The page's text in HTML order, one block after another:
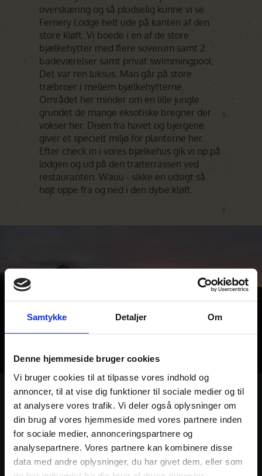
Samtykke Detaljer Om
Denne hjemmeside bruger cookies
Vi bruger cookies til at tilpasse vores indhold og
annoncer, til at vise dig funktioner til sociale medier og til
at analysere vores trafik. Vi deler også oplysninger om
din brug af vores hjemmeside med vores partnere inden
for sociale medier, annonceringspartnere og
analysepartnere. Vores partnere kan kombinere disse
data med andre oplysninger, du har givet dem, eller som
overskæring og så pludselig kunne vi se
Fernery Lodge helt ude på kanten af den
store kløft. Vi boede i en af de store
bjælkehytter med flere soverum samt 2
badeværelser samt privat swimmingpool.
Det var ren luksus. Man går på store
træbroer i mellem bjælkehytterne.
Området her minder om en lille jungle
grundet de mange eksotiske bregner der
vokser her. Disen fra havet og bjergene
giver et specielt miljø for planterne her.
Efter check in i vores bjælkehus gik vi op på
lodgen og ud på den træterrassen ved
restauranten. Wauu - sikke en udsigt så
højt oppe fra og ned i den dybe kløft.
Se video om Fernery Lodge
– Fuldstændig unik beliggenhed
– Højt niveau af indkvartering og mad